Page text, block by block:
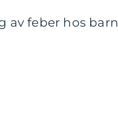
av feber hos barn